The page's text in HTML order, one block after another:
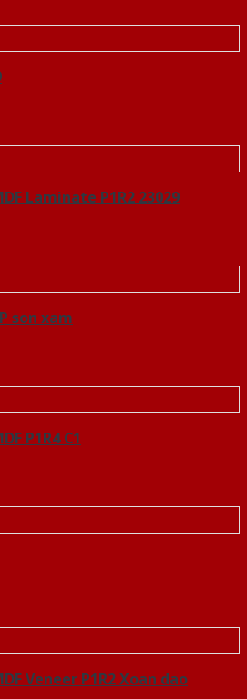
Laminate P1R2 23029
son xam
P1R4 C1
Veneer P1R2 Xoan dao